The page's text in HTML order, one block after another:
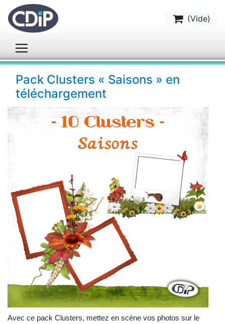
(Vide)
Pack Clusters « Saisons » en
téléchargement
Avec ce pack Clusters, mettez en scène vos photos sur le